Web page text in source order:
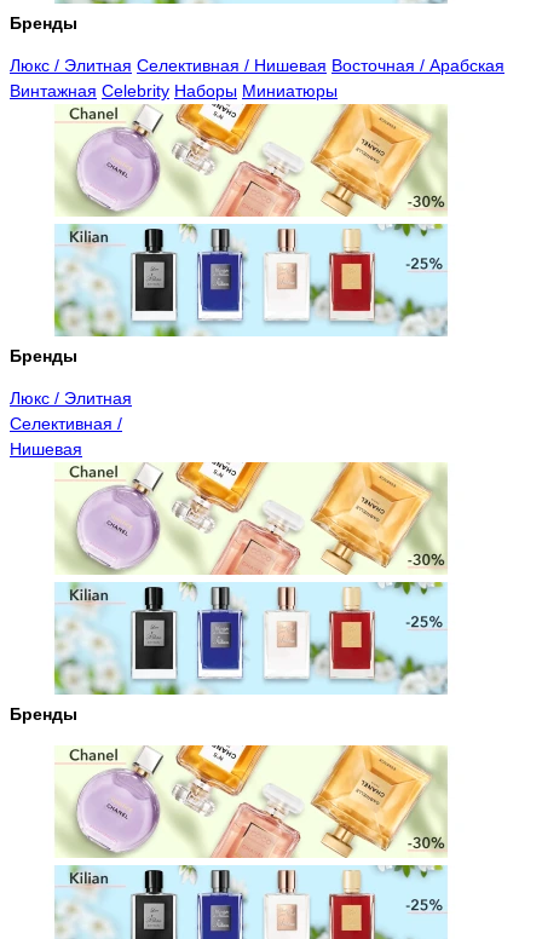
Бренды
Люкс / Элитная Селективная / Нишевая Восточная / Арабская
Винтажная Celebrity Наборы Миниатюры
Бренды
Люкс / Элитная
Селективная /
Нишевая
Бренды